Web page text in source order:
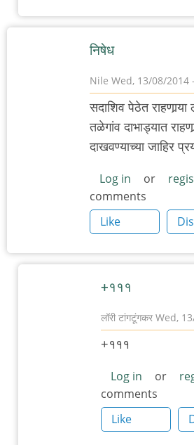
निषेध
Nile Wed, 13/08/2014
सदाशिव पेठेत
तळेगांव दाभाड्यात
दाखवण्याच्या जाहिर
Log in or
comments
Like
+१११
लॉरी टांगटूंगकर Wed,
In
निषेध
by
Nile
+१११
Log in or
comments
Like